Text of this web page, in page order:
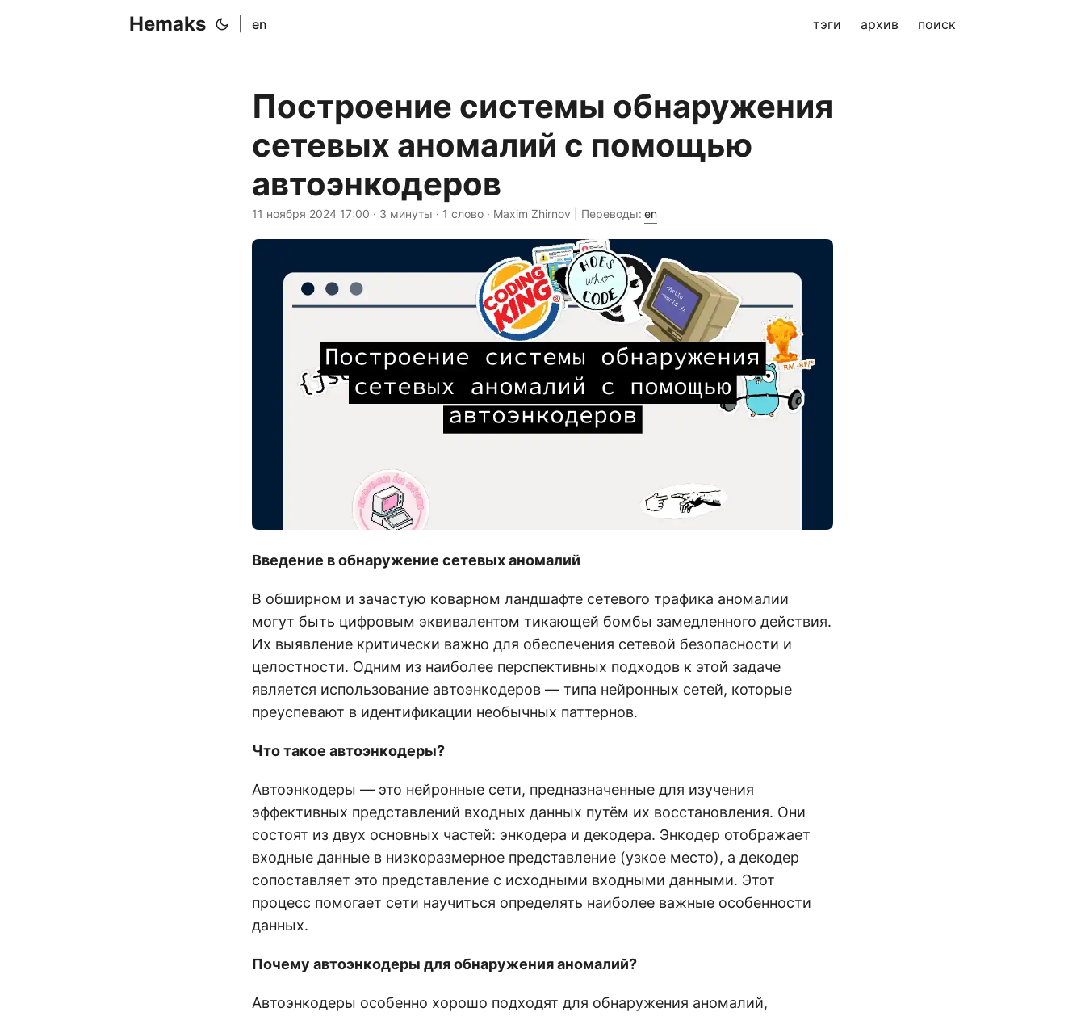
Hemaks en тэги архив поиск
Построение системы обнаружения
сетевых аномалий с помощью
автоэнкодеров
11 ноября 2024 17:00 · 3 минуты · 1 слово · Maxim Zhirnov | Переводы: en
Введение в обнаружение сетевых аномалий
В обширном и зачастую коварном ландшафте сетевого трафика аномалии
могут быть цифровым эквивалентом тикающей бомбы замедленного действия.
Их выявление критически важно для обеспечения сетевой безопасности и
целостности. Одним из наиболее перспективных подходов к этой задаче
является использование автоэнкодеров — типа нейронных сетей, которые
преуспевают в идентификации необычных паттернов.
Что такое автоэнкодеры?
Автоэнкодеры — это нейронные сети, предназначенные для изучения
эффективных представлений входных данных путём их восстановления. Они
состоят из двух основных частей: энкодера и декодера. Энкодер отображает
входные данные в низкоразмерное представление (узкое место), а декодер
сопоставляет это представление с исходными входными данными. Этот
процесс помогает сети научиться определять наиболее важные особенности
данных.
Почему автоэнкодеры для обнаружения аномалий?
Автоэнкодеры особенно хорошо подходят для обнаружения аномалий,